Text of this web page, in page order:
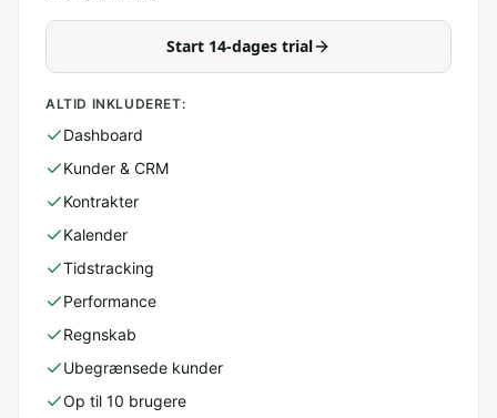
Start 14-dages trial
ALTID INKLUDERET:
Dashboard
Kunder & CRM
Kontrakter
Kalender
Tidstracking
Performance
Regnskab
Ubegrænsede kunder
Op til 10 brugere